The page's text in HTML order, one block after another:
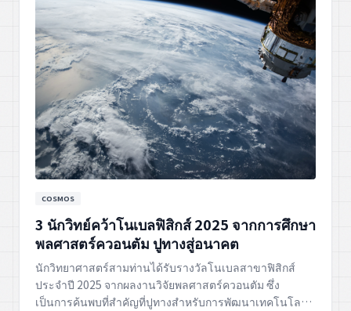
COSMOS
3 นักวิทย์คว้าโนเบลฟิสิกส์ 2025 จากการศึกษา
พลศาสตร์ควอนตัม ปูทางสู่อนาคต
นักวิทยาศาสตร์สามท่านได้รับรางวัลโนเบลสาขาฟิสิกส์
ประจำปี 2025 จากผลงานวิจัยพลศาสตร์ควอนตัม ซึ่ง
เป็นการค้นพบที่สำคัญที่ปูทางสำหรับการพัฒนาเทคโนโลยี